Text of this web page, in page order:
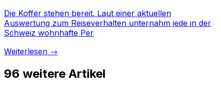
Die Koffer stehen bereit. Laut einer aktuellen
Auswertung zum Reiseverhalten unternahm jede in der
Schweiz wohnhafte Per
Weiterlesen →
96 weitere Artikel